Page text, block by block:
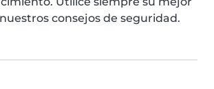
consejos de seguridad.